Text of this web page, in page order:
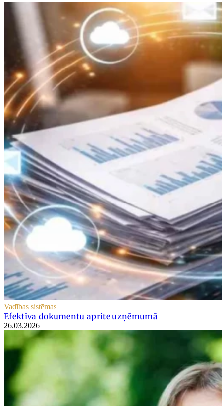
Vadības sistēmas
Efektīva dokumentu aprite uzņēmumā
26.03.2026